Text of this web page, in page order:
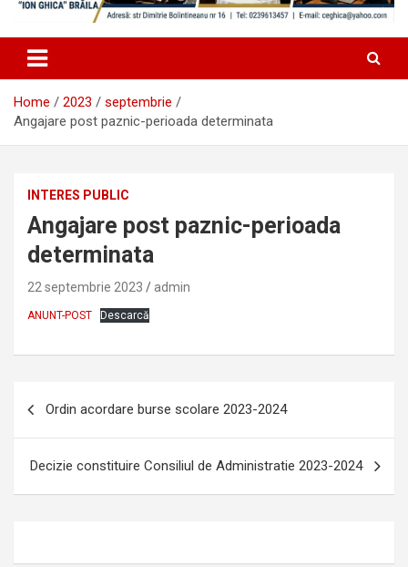
Home 2023
septembrie
Angajare post paznic-perioada determinata
INTERES PUBLIC
Angajare post paznic-perioada
determinata
22 septembrie 2023 admin
ANUNT-POST Descarcă
articole
Ordin acordare burse scolare 2023-2024
Decizie constituire Consiliul de Administratie 2023-2024